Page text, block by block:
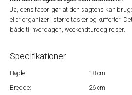
Ja, dens facon gør at den sagtens kan
eller organizer i større tasker og kufferter.
både til hverdagen, weekendture og rejser.
Specifikationer
Højde:
18 cm
Bredde:
26 cm